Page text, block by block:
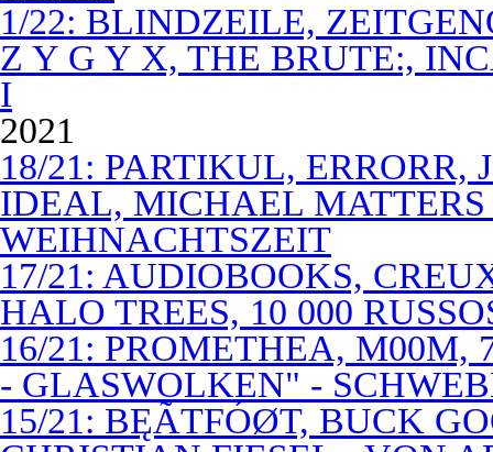
1/22: BLINDZEILE,
Z Y G Y X, THE BRUTE:,
I
2021
18/21: PARTIKUL,
IDEAL, MICHAEL
WEIHNACHTSZEIT
17/21: AUDIOBOOKS,
HALO TREES, 10 000
16/21: PROMETHEA, M00M,
- GLASWOLKEN" -
15/21: BĘÃTFÓØT, BUCK